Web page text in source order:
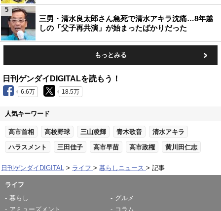
三男・清水良太郎さん急死で清水アキラ沈痛…8年越
しの「父子再共演」が始まったばかりだった
5
もっとみる
日刊ゲンダイDIGITALを読もう！
6.6万 18.5万
人気キーワード
高市首相 高校野球 三山凌輝 青木歌音 清水アキラ
ハラスメント 三田佳子 高市早苗 高市政権 黄川田仁志
日刊ゲンダイDIGITAL ライフ 暮らしニュース 記事
ライフ
暮らし
グルメ
アミューズメント
コラム